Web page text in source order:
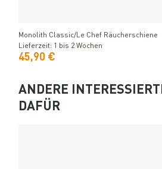
Monolith Classic/Le Chef Räucherschiene
Lieferzeit: 1 bis 2 Wochen
45,90 €
ANDERE
DAFÜR